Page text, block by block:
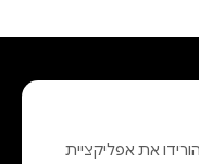
את אפליקציית